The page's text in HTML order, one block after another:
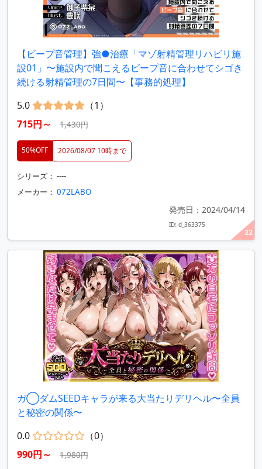
22
【ビープ音管理】強●治療「マゾ射精管理リハビリ施
設01」〜施設内で聞こえるビープ音に合わせてシゴき
続ける射精管理の7日間〜【事務的処理】
5.0
（1）
715円～
1,430円
50%OFF 2026/08/07 10時まで
シリーズ： ----
メーカー： 072LABO
発売日：2024/04/14
ID: d_363375
ガ◯ダムSEEDキャラが来る大当たりデリヘル〜全員
と秘密の関係〜
0.0
（0）
990円～
1,980円